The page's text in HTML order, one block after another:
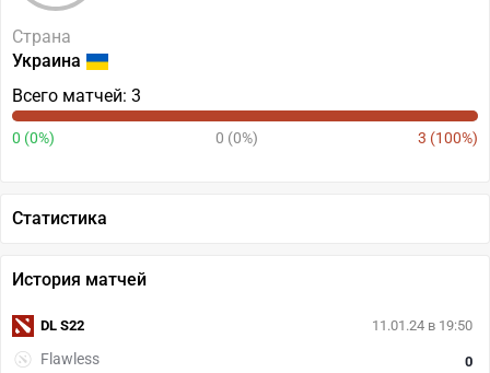
Страна
Украина
Всего матчей: 3
0 (0%) 0 (0%) 3 (100%)
Статистика
История матчей
11.01.24 в 19:50
Flawless
0
DL S22